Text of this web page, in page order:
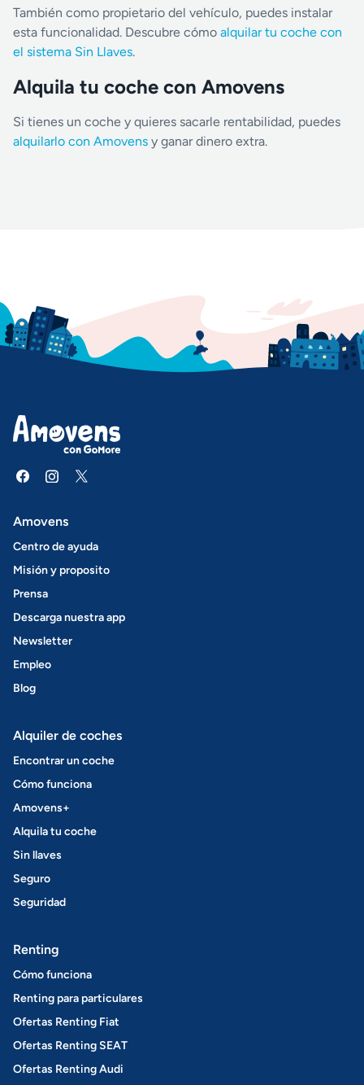
También como propietario del vehículo, puedes instalar
esta funcionalidad. Descubre cómo alquilar tu coche con
el sistema Sin Llaves.
Alquila tu coche con Amovens
Si tienes un coche y quieres sacarle rentabilidad, puedes
alquilarlo con Amovens y ganar dinero extra.
Amovens
Centro de ayuda
Misión y proposito
Prensa
Descarga nuestra app
Newsletter
Empleo
Blog
Alquiler de coches
Encontrar un coche
Cómo funciona
Amovens+
Alquila tu coche
Sin llaves
Seguro
Seguridad
Renting
Cómo funciona
Renting para particulares
Ofertas Renting Fiat
Ofertas Renting SEAT
Ofertas Renting Audi